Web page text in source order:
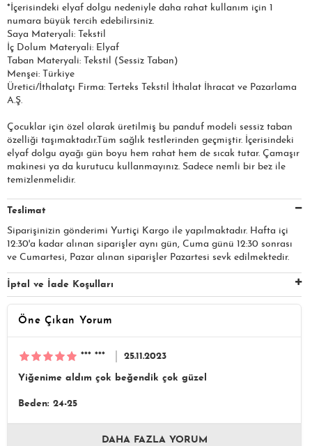
*İçerisindeki elyaf dolgu nedeniyle daha rahat kullanım için 1
numara büyük tercih edebilirsiniz.
Saya Materyali: Tekstil
İç Dolum Materyali: Elyaf
Taban Materyali: Tekstil (Sessiz Taban)
Menşei: Türkiye
Üretici/İthalatçı Firma: Terteks Tekstil İthalat İhracat ve Pazarlama
A.Ş.​​​
Çocuklar için özel olarak üretilmiş bu panduf modeli sessiz taban
özelliği taşımaktadır.Tüm sağlık testlerinden geçmiştir. İçerisindeki
elyaf dolgu ayağı gün boyu hem rahat hem de sıcak tutar. Çamaşır
makinesi ya da kurutucu kullanmayınız. Sadece nemli bir bez ile
temizlenmelidir.
Teslimat
Siparişinizin gönderimi Yurtiçi Kargo ile yapılmaktadır. Hafta içi
12:30'a kadar alınan siparişler aynı gün, Cuma günü 12:30 sonrası
ve Cumartesi, Pazar alınan siparişler Pazartesi sevk edilmektedir.
İptal ve İade Koşulları
Öne Çıkan Yorum
*** *** 25.11.2023
Yiğenime aldım çok beğendik çok güzel
Beden: 24-25
DAHA FAZLA YORUM